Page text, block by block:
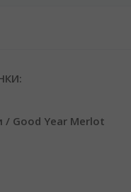
Good Year Merlot